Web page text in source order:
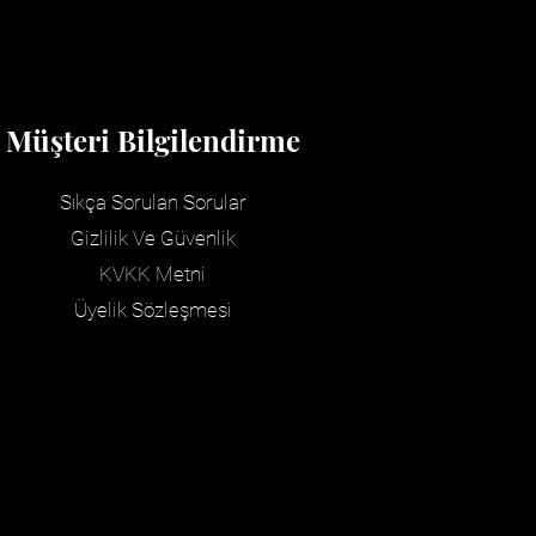
Müşteri Bilgilendirme
Sıkça Sorulan Sorular
Gizlilik Ve Güvenlik
KVKK Metni
Üyelik Sözleşmesi